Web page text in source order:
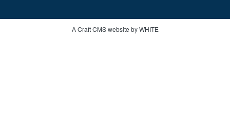
A Craft CMS website by WHITE